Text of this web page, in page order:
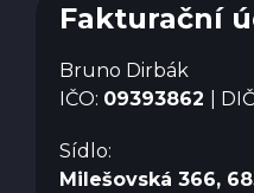
Fakturační
Bruno Dirbák
IČO: 09393862 |
Sídlo:
Milešovská 366,